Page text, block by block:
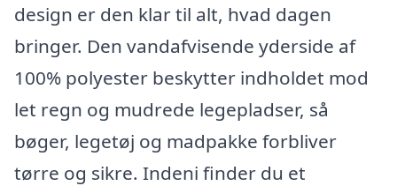
design er den klar til alt, hvad dagen
bringer. Den vandafvisende yderside af
100% polyester beskytter indholdet mod
let regn og mudrede legepladser, så
bøger, legetøj og madpakke forbliver
tørre og sikre. Indeni finder du et